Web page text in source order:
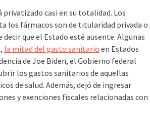
privatizado casi en su totalidad. Los
los fármacos son de titularidad privada o
que el Estado esté ausente. Algunas
la mitad del gasto sanitario en Estados
de Joe Biden, el Gobierno federal
los gastos sanitarios de aquellas
de salud. Además, dejó de ingresar
y exenciones fiscales relacionadas con